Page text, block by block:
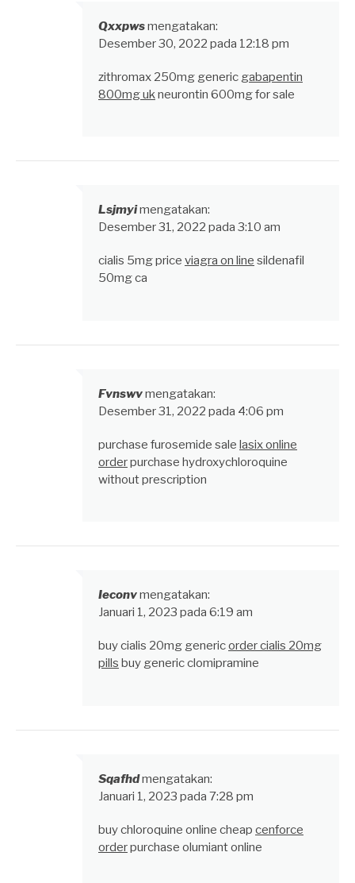
Qxxpwsmengatakan:
Desember 30, 2022 pada 12:18 pm
zithromax 250mg generic gabapentin
800mg ukneurontin 600mg for sale
Lsjmyimengatakan:
Desember 31, 2022 pada 3:10 am
cialis 5mg price viagra on line sildenafil
50mg ca
Fvnswvmengatakan:
Desember 31, 2022 pada 4:06 pm
purchase furosemide sale lasix online
orderpurchase hydroxychloroquine
without prescription
Ieconvmengatakan:
Januari 1, 2023 pada 6:19 am
buy cialis 20mg genericorder cialis 20mg
pills buy generic clomipramine
Sqafhdmengatakan:
Januari 1, 2023 pada 7:28 pm
buy chloroquine online cheap cenforce
orderpurchase olumiant online